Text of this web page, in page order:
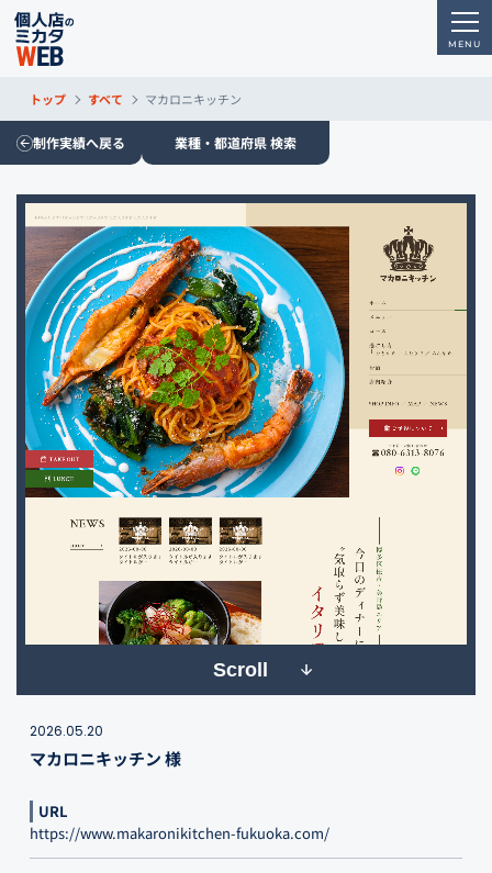
トップ すべて マカロニキッチン
制作実績へ戻る 業種・都道府県 検索
Scroll
2026.05.20
マカロニキッチン 様
URL
https://www.makaronikitchen-fukuoka.com/